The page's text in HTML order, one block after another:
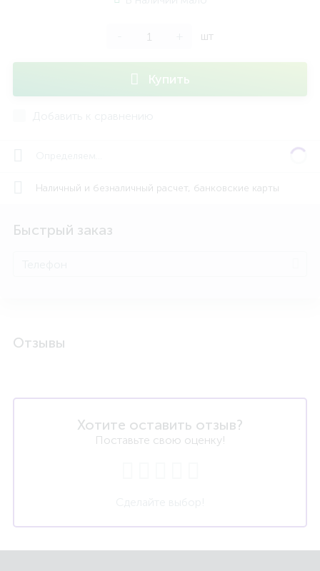
шт
Купить
Наличный и безналичный расчет, банковские карты
Быстрый заказ
Отзывы
Хотите оставить отзыв?
Поставьте свою оценку!